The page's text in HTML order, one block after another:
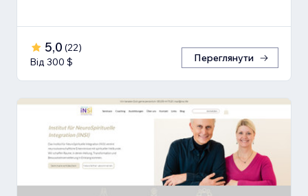
5,0 (22)
Від 300 $
Переглянути